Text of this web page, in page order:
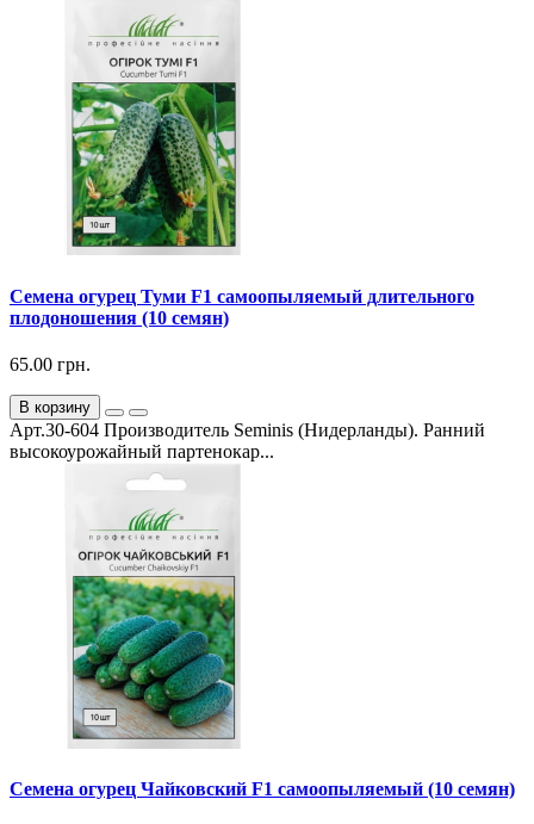
Семена огурец Туми F1 самоопыляемый длительного
плодоношения (10 семян)
65.00 грн.
В корзину
Арт.30-604 Производитель Seminis (Нидерланды). Ранний
высокоурожайный партенокар...
Семена огурец Чайковский F1 самоопыляемый (10 семян)